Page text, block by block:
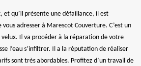
et qu’il présente une défaillance, il est
adresser à Marescot Couverture. C’est un
Il va procéder à la réparation de votre
l’eau s’infiltrer. Il a la réputation de réaliser
sont très abordables. Profitez d’un travail de